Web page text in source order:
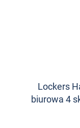
Lockers
biurowa 4